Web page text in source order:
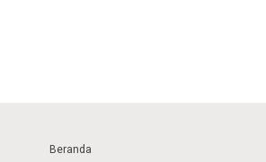
Beranda